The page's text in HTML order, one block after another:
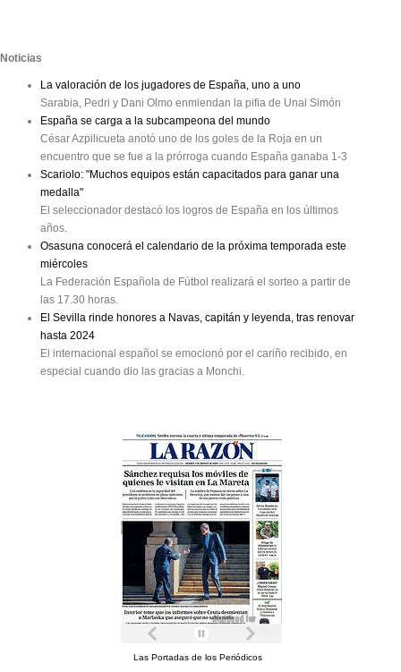
Noticias
La valoración de los jugadores de España, uno a uno
Sarabia, Pedri y Dani Olmo enmiendan la pifia de Unai Simón
España se carga a la subcampeona del mundo
César Azpilicueta anotó uno de los goles de la Roja en un
encuentro que se fue a la prórroga cuando España ganaba 1-3
Scariolo: "Muchos equipos están capacitados para ganar una
medalla"
El seleccionador destacó los logros de España en los últimos
años.
Osasuna conocerá el calendario de la próxima temporada este
miércoles
La Federación Española de Fútbol realizará el sorteo a partir de
las 17.30 horas.
El Sevilla rinde honores a Navas, capitán y leyenda, tras renovar
hasta 2024
El internacional español se emocionó por el cariño recibido, en
especial cuando dio las gracias a Monchi.
Las Portadas de los Periódicos